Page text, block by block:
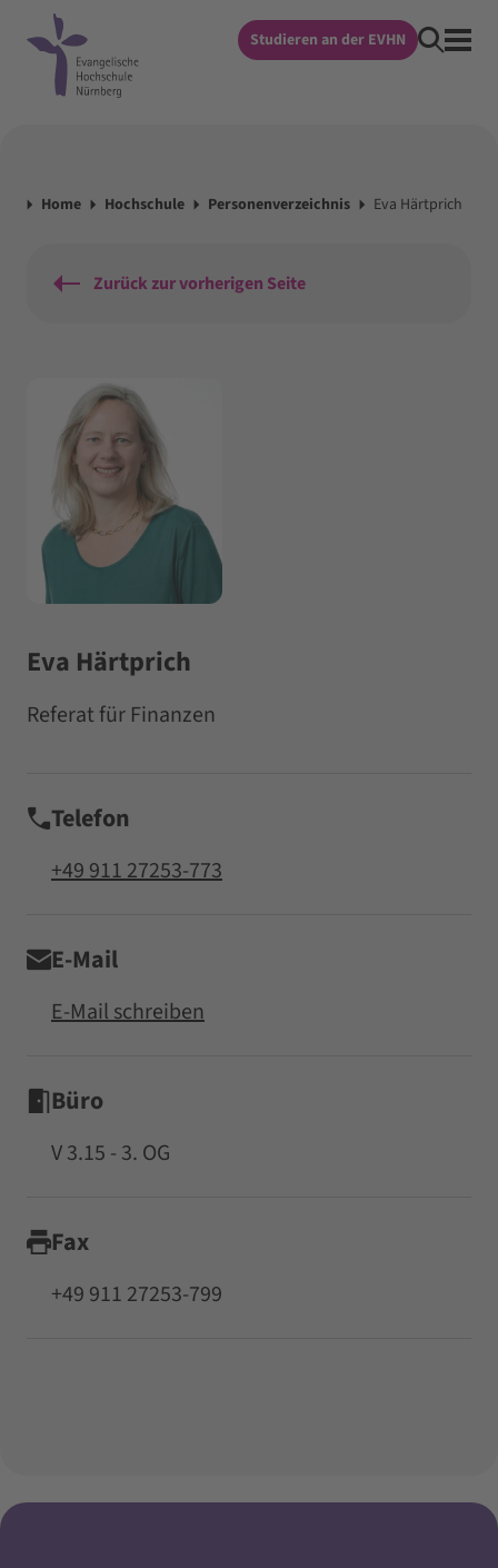
Studieren an der EVHN
Home Hochschule Personenverzeichnis Eva Härtprich
Zurück zur vorherigen Seite
Eva Härtprich
Referat für Finanzen
Telefon
+49 911 27253-773
E-Mail
E-Mail schreiben
Büro
V 3.15 - 3. OG
Fax
+49 911 27253-799